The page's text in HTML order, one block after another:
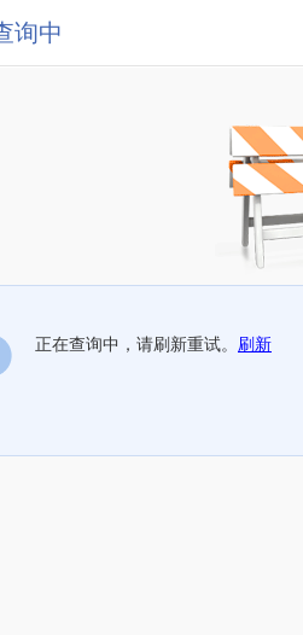
询中
正在查询中，请刷新重试。 刷新